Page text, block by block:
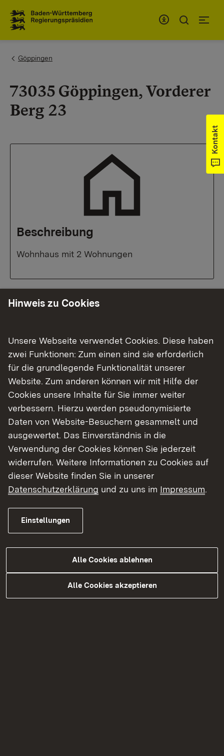
You are here:
Göppingen
73035 Göppingen, Vorderer
Berg 23
Beschreibung
Wohnhaus mit 2 Wohnungen
Das Objekt
Lage Objektdaten
Im Stadtteil Jebenhausen, Ortsmitte
Eingestellt am: 18.08.2015
Kontakt
Themenübersicht
Themenübersicht
Kontakt
Datenschutz
Erklärung zur Barrierefreiheit
Impressum
Hinweis zu Cookies
Unsere Webseite verwendet Cookies. Diese haben
zwei Funktionen: Zum einen sind sie erforderlich
für die grundlegende Funktionalität unserer
Website. Zum anderen können wir mit Hilfe der
Cookies unsere Inhalte für Sie immer weiter
verbessern. Hierzu werden pseudonymisierte
Daten von Website-Besuchern gesammelt und
ausgewertet. Das Einverständnis in die
Verwendung der Cookies können Sie jederzeit
widerrufen. Weitere Informationen zu Cookies auf
dieser Website finden Sie in unserer
Datenschutzerklärung und zu uns im Impressum.
Einstellungen
Alle Cookies ablehnen
Alle Cookies akzeptieren